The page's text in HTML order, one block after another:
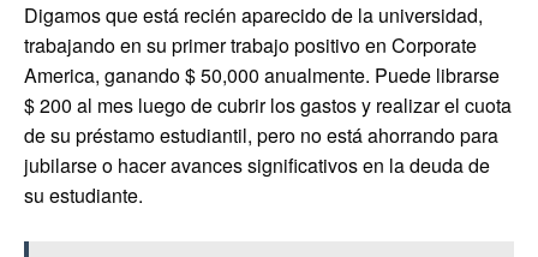
Digamos que está recién aparecido de la universidad,
trabajando en su primer trabajo positivo en Corporate
America, ganando $ 50,000 anualmente. Puede librarse
$ 200 al mes luego de cubrir los gastos y realizar el cuota
de su préstamo estudiantil, pero no está ahorrando para
jubilarse o hacer avances significativos en la deuda de
su estudiante.